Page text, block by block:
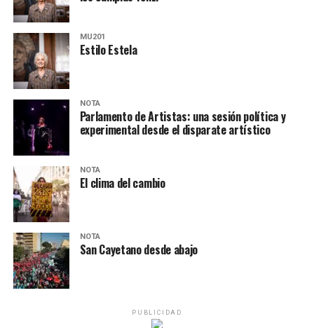
MU201
Estilo Estela
NOTA
Parlamento de Artistas: una sesión política y
experimental desde el disparate artístico
NOTA
El clima del cambio
NOTA
San Cayetano desde abajo
PUBLICIDAD